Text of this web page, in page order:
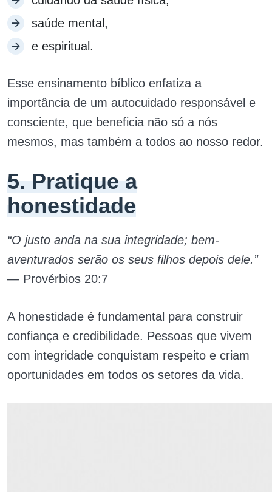
saúde mental,
e espiritual.
Esse ensinamento bíblico enfatiza a
importância de um autocuidado responsável e
consciente, que beneficia não só a nós
mesmos, mas também a todos ao nosso redor.
5. Pratique a
honestidade
“O justo anda na sua integridade; bem-
aventurados serão os seus filhos depois dele.”
— Provérbios 20:7
A honestidade é fundamental para construir
confiança e credibilidade. Pessoas que vivem
com integridade conquistam respeito e criam
oportunidades em todos os setores da vida.